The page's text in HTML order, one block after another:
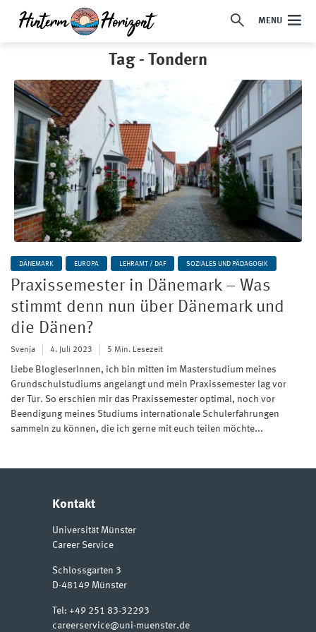
MENU
Tag - Tondern
DÄNEMARK EUROPA LEHRAMT / DAF SOZIALES UND PÄDAGOGIK
Praxissemester in Dänemark – Was
stimmt denn nun über Dänemark und
die Dänen?
Svenja 4. Juli 2023 5 Min. Lesezeit
Liebe BlogleserInnen, ich bin mitten im Masterstudium meines
Grundschulstudiums angelangt und mein Praxissemester lag vor
der Tür. So erschien mir das Praxissemester optimal, noch vor
Beendigung meines Studiums internationale Schulerfahrungen
sammeln zu können, die ich gerne mit euch teilen möchte...
Kontakt
Universität Münster
Career Service
Schlossgarten 3
D-48149 Münster
Tel: +49 251 83-32293
careerservice@uni-muenster.de